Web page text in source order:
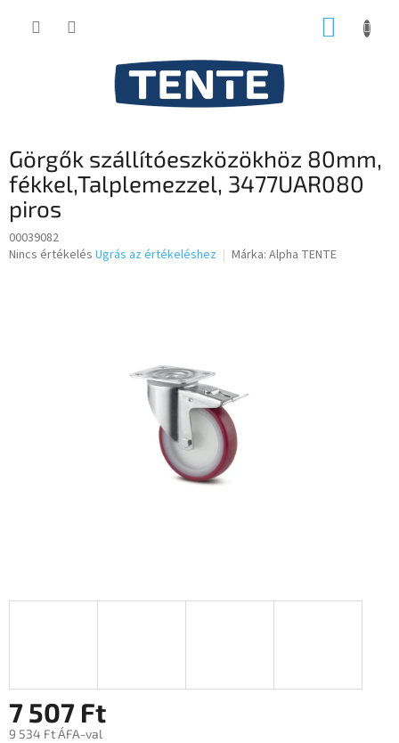
KOSÁR
Görgők szállítóeszközökhöz 80mm,
fékkel,Talplemezzel, 3477UAR080
piros
00039082
A
Nincs értékelés Ugrás az értékeléshez Márka: Alpha TENTE
7 507 Ft
9 534 Ft ÁFA-val